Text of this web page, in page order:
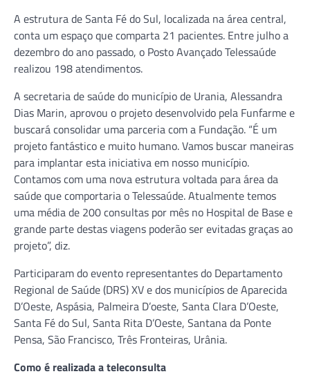
A estrutura de Santa Fé do Sul, localizada na área central,
conta um espaço que comparta 21 pacientes. Entre julho a
dezembro do ano passado, o Posto Avançado Telessaúde
realizou 198 atendimentos.
A secretaria de saúde do município de Urania, Alessandra
Dias Marin, aprovou o projeto desenvolvido pela Funfarme e
buscará consolidar uma parceria com a Fundação. “É um
projeto fantástico e muito humano. Vamos buscar maneiras
para implantar esta iniciativa em nosso município.
Contamos com uma nova estrutura voltada para área da
saúde que comportaria o Telessaúde. Atualmente temos
uma média de 200 consultas por mês no Hospital de Base e
grande parte destas viagens poderão ser evitadas graças ao
projeto”, diz.
Participaram do evento representantes do Departamento
Regional de Saúde (DRS) XV e dos municípios de Aparecida
D’Oeste, Aspásia, Palmeira D’oeste, Santa Clara D’Oeste,
Santa Fé do Sul, Santa Rita D’Oeste, Santana da Ponte
Pensa, São Francisco, Três Fronteiras, Urânia.
Como é realizada a teleconsulta